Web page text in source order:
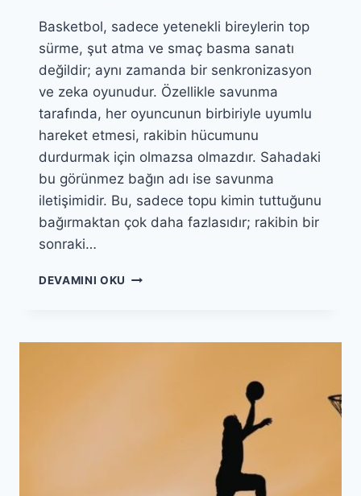
Basketbol, sadece yetenekli bireylerin top
sürme, şut atma ve smaç basma sanatı
değildir; aynı zamanda bir senkronizasyon
ve zeka oyunudur. Özellikle savunma
tarafında, her oyuncunun birbiriyle uyumlu
hareket etmesi, rakibin hücumunu
durdurmak için olmazsa olmazdır. Sahadaki
bu görünmez bağın adı ise savunma
iletişimidir. Bu, sadece topu kimin tuttuğunu
bağırmaktan çok daha fazlasıdır; rakibin bir
sonraki…
DEVAMINI OKU BASKETBOLDA
İÇINDE